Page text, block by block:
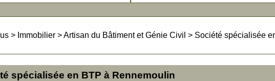
> Immobilier >Artisan du Bâtiment et Génie Civil > Société spécialisée
spécialisée en BTP à Rennemoulin